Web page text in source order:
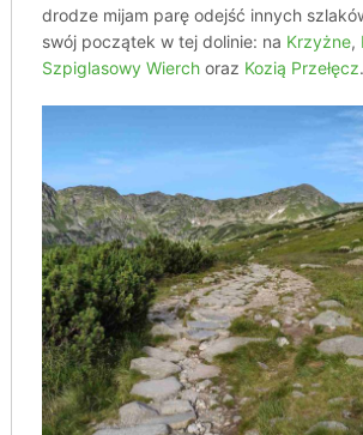
drodze mijam parę odejść innych
swój początek w tej dolinie: na Krzyżne,
Szpiglasowy Wierchoraz Kozią Przełęcz.